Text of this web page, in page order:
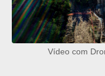
Vídeo com